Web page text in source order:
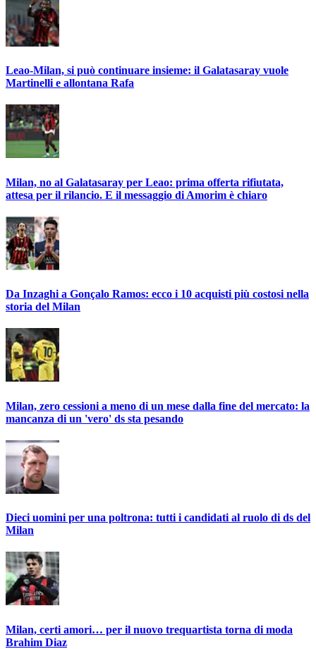
Leao-Milan, si può continuare insieme: il Galatasaray vuole
Martinelli e allontana Rafa
Milan, no al Galatasaray per Leao: prima offerta rifiutata,
attesa per il rilancio. E il messaggio di Amorim è chiaro
Da Inzaghi a Gonçalo Ramos: ecco i 10 acquisti più costosi nella
storia del Milan
Milan, zero cessioni a meno di un mese dalla fine del mercato: la
mancanza di un 'vero' ds sta pesando
Dieci uomini per una poltrona: tutti i candidati al ruolo di ds del
Milan
Milan, certi amori… per il nuovo trequartista torna di moda
Brahim Diaz